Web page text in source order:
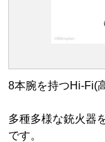
8本腕を持つHi-Fi(
多種多様な銃火器
です。